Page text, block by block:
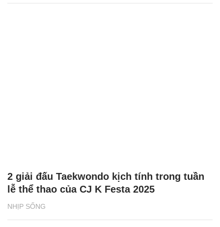
NHỊP SỐNG
2 giải đấu Taekwondo kịch tính trong tuần
lễ thể thao của CJ K Festa 2025